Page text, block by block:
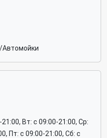
Автомойки
21:00, Вт: c 09:00-21:00, Ср:
Пт: c 09:00-21:00, Сб: c